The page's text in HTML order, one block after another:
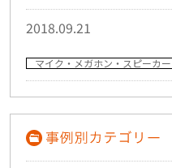
2018.09.21
マイク・メガホン・スピーカー